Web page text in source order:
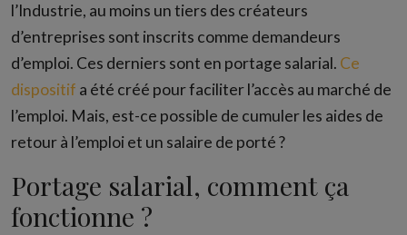
l’Industrie, au moins un tiers des créateurs
d’entreprises sont inscrits comme demandeurs
d’emploi. Ces derniers sont en portage salarial. Ce
dispositif a été créé pour faciliter l’accès au marché de
l’emploi. Mais, est-ce possible de cumuler les aides de
retour à l’emploi et un salaire de porté ?
Portage salarial, comment ça
fonctionne ?